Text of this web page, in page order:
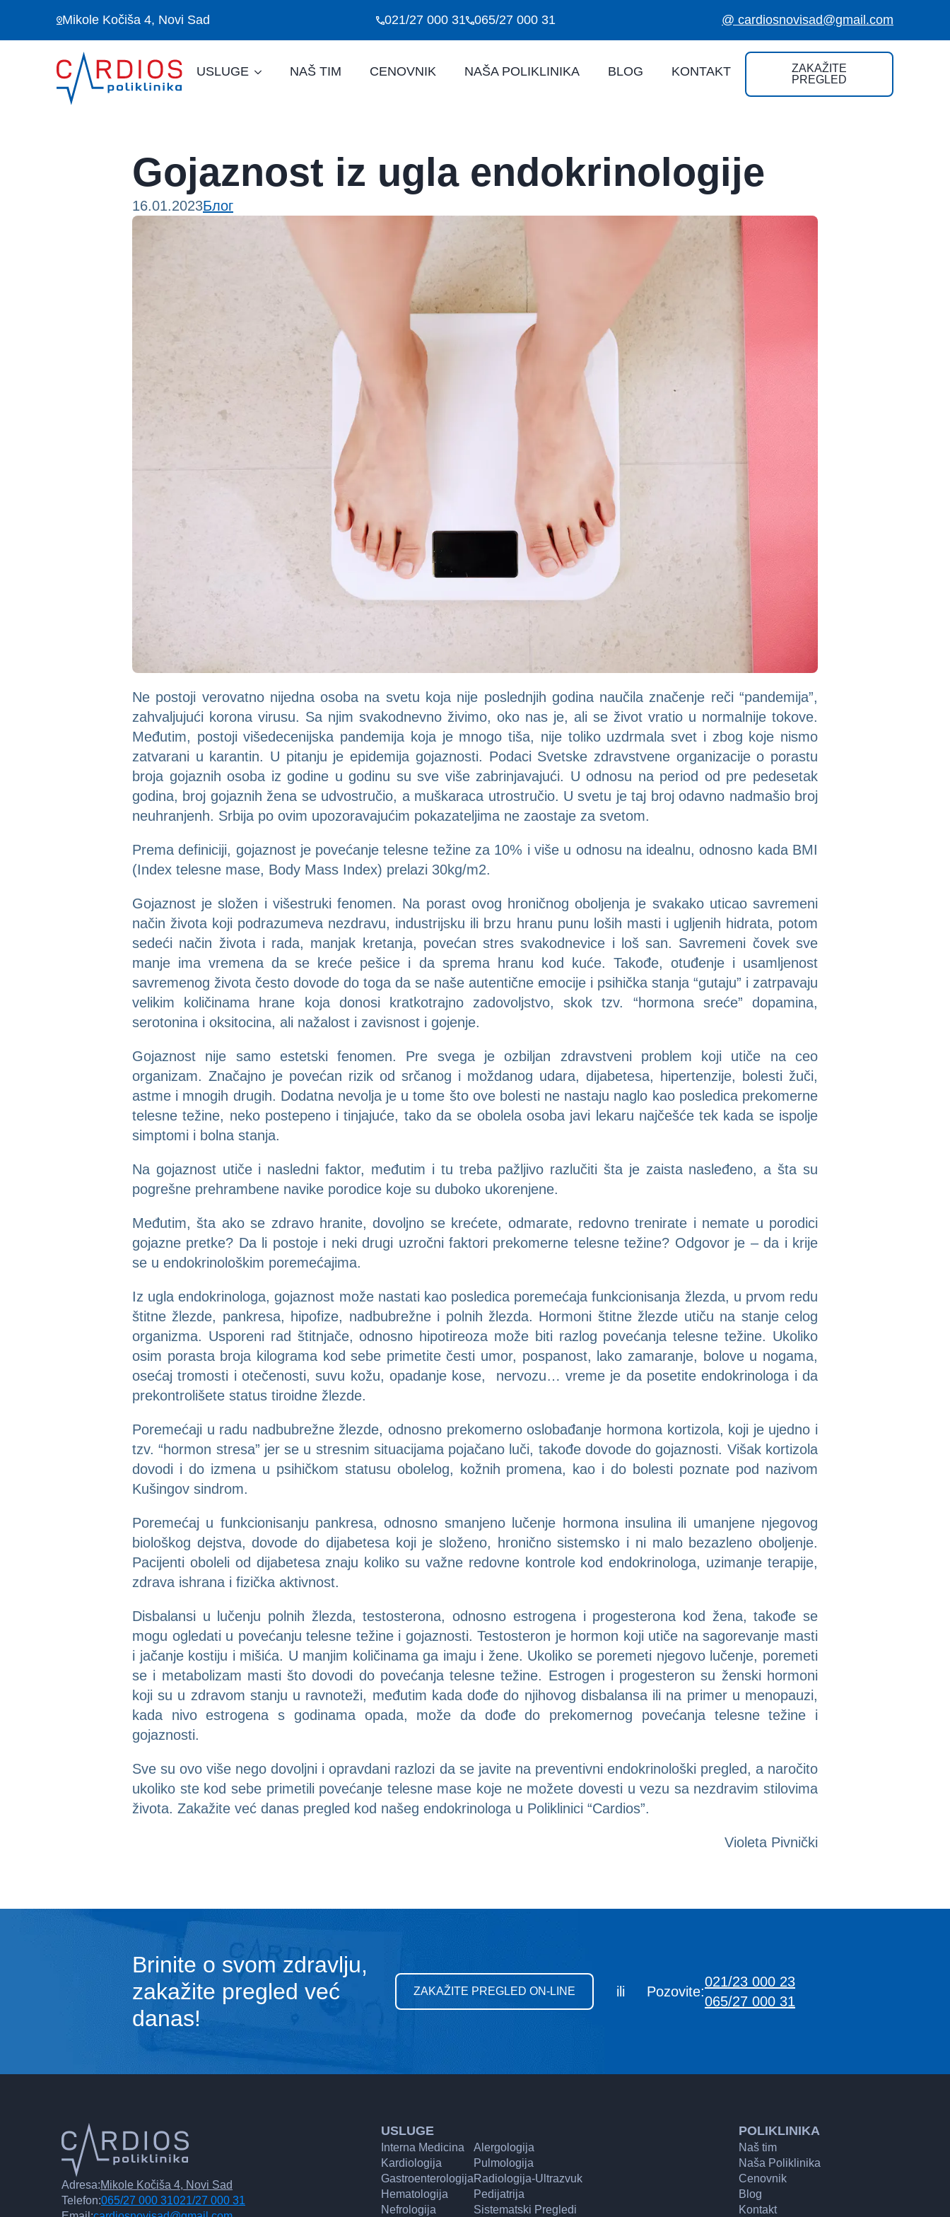
Mikole Kočiša 4, Novi Sad 021/27 000 31 065/27 000 31 @ cardiosnovisad@gmail.com
USLUGE NAŠ TIM CENOVNIK NAŠA POLIKLINIKA BLOG KONTAKT
ZAKAŽITE
PREGLED
Gojaznost iz ugla endokrinologije
16.01.2023Блог
Ne postoji verovatno nijedna osoba na svetu koja nije poslednjih godina naučila značenje reči “pandemija”,
zahvaljujući korona virusu. Sa njim svakodnevno živimo, oko nas je, ali se život vratio u normalnije tokove.
Međutim, postoji višedecenijska pandemija koja je mnogo tiša, nije toliko uzdrmala svet i zbog koje nismo
zatvarani u karantin. U pitanju je epidemija gojaznosti. Podaci Svetske zdravstvene organizacije o porastu
broja gojaznih osoba iz godine u godinu su sve više zabrinjavajući. U odnosu na period od pre pedesetak
godina, broj gojaznih žena se udvostručio, a muškaraca utrostručio. U svetu je taj broj odavno nadmašio broj
neuhranjenh. Srbija po ovim upozoravajućim pokazateljima ne zaostaje za svetom.
Prema definiciji, gojaznost je povećanje telesne težine za 10% i više u odnosu na idealnu, odnosno kada BMI
(Index telesne mase, Body Mass Index) prelazi 30kg/m2.
Gojaznost je složen i višestruki fenomen. Na porast ovog hroničnog oboljenja je svakako uticao savremeni
način života koji podrazumeva nezdravu, industrijsku ili brzu hranu punu loših masti i ugljenih hidrata, potom
sedeći način života i rada, manjak kretanja, povećan stres svakodnevice i loš san. Savremeni čovek sve
manje ima vremena da se kreće pešice i da sprema hranu kod kuće. Takođe, otuđenje i usamljenost
savremenog života često dovode do toga da se naše autentične emocije i psihička stanja “gutaju” i zatrpavaju
velikim količinama hrane koja donosi kratkotrajno zadovoljstvo, skok tzv. “hormona sreće” dopamina,
serotonina i oksitocina, ali nažalost i zavisnost i gojenje.
Gojaznost nije samo estetski fenomen. Pre svega je ozbiljan zdravstveni problem koji utiče na ceo
organizam. Značajno je povećan rizik od srčanog i moždanog udara, dijabetesa, hipertenzije, bolesti žuči,
astme i mnogih drugih. Dodatna nevolja je u tome što ove bolesti ne nastaju naglo kao posledica prekomerne
telesne težine, neko postepeno i tinjajuće, tako da se obolela osoba javi lekaru najčešće tek kada se ispolje
simptomi i bolna stanja.
Na gojaznost utiče i nasledni faktor, međutim i tu treba pažljivo razlučiti šta je zaista nasleđeno, a šta su
pogrešne prehrambene navike porodice koje su duboko ukorenjene.
Međutim, šta ako se zdravo hranite, dovoljno se krećete, odmarate, redovno trenirate i nemate u porodici
gojazne pretke? Da li postoje i neki drugi uzročni faktori prekomerne telesne težine? Odgovor je – da i krije
se u endokrinološkim poremećajima.
Iz ugla endokrinologa, gojaznost može nastati kao posledica poremećaja funkcionisanja žlezda, u prvom redu
štitne žlezde, pankresa, hipofize, nadbubrežne i polnih žlezda. Hormoni štitne žlezde utiču na stanje celog
organizma. Usporeni rad štitnjače, odnosno hipotireoza može biti razlog povećanja telesne težine. Ukoliko
osim porasta broja kilograma kod sebe primetite česti umor, pospanost, lako zamaranje, bolove u nogama,
osećaj tromosti i otečenosti, suvu kožu, opadanje kose, nervozu… vreme je da posetite endokrinologa i da
prekontrolišete status tiroidne žlezde.
Poremećaji u radu nadbubrežne žlezde, odnosno prekomerno oslobađanje hormona kortizola, koji je ujedno i
tzv. “hormon stresa” jer se u stresnim situacijama pojačano luči, takođe dovode do gojaznosti. Višak kortizola
dovodi i do izmena u psihičkom statusu obolelog, kožnih promena, kao i do bolesti poznate pod nazivom
Kušingov sindrom.
Poremećaj u funkcionisanju pankresa, odnosno smanjeno lučenje hormona insulina ili umanjene njegovog
biološkog dejstva, dovode do dijabetesa koji je složeno, hronično sistemsko i ni malo bezazleno oboljenje.
Pacijenti oboleli od dijabetesa znaju koliko su važne redovne kontrole kod endokrinologa, uzimanje terapije,
zdrava ishrana i fizička aktivnost.
Disbalansi u lučenju polnih žlezda, testosterona, odnosno estrogena i progesterona kod žena, takođe se
mogu ogledati u povećanju telesne težine i gojaznosti. Testosteron je hormon koji utiče na sagorevanje masti
i jačanje kostiju i mišića. U manjim količinama ga imaju i žene. Ukoliko se poremeti njegovo lučenje, poremeti
se i metabolizam masti što dovodi do povećanja telesne težine. Estrogen i progesteron su ženski hormoni
koji su u zdravom stanju u ravnoteži, međutim kada dođe do njihovog disbalansa ili na primer u menopauzi,
kada nivo estrogena s godinama opada, može da dođe do prekomernog povećanja telesne težine i
gojaznosti.
Sve su ovo više nego dovoljni i opravdani razlozi da se javite na preventivni endokrinološki pregled, a naročito
ukoliko ste kod sebe primetili povećanje telesne mase koje ne možete dovesti u vezu sa nezdravim stilovima
života. Zakažite već danas pregled kod našeg endokrinologa u Poliklinici “Cardios”.
Violeta Pivnički
Brinite o svom zdravlju,
zakažite pregled već
danas!
ZAKAŽITE PREGLED ON-LINE ili Pozovite:
021/23 000 23
065/27 000 31
Adresa:Mikole Kočiša 4, Novi Sad
Telefon:065/27 000 31021/27 000 31
USLUGE
Interna Medicina
Kardiologija
Gastroenterologija
Hematologija
Nefrologija
Alergologija
Pulmologija
Radiologija-Ultrazvuk
Pedijatrija
Sistematski Pregledi
POLIKLINIKA
Naš tim
Naša Poliklinika
Cenovnik
Blog
Kontakt